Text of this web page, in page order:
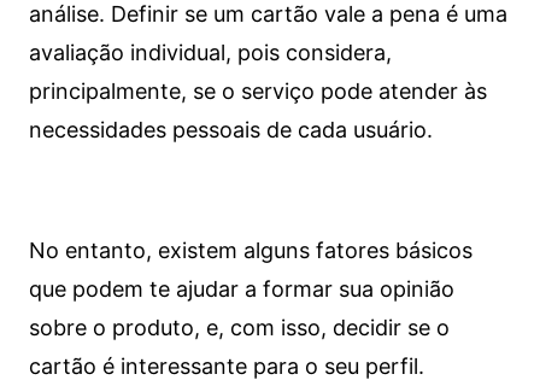
análise. Definir se um cartão vale a pena é uma
avaliação individual, pois considera,
principalmente, se o serviço pode atender às
necessidades pessoais de cada usuário.
No entanto, existem alguns fatores básicos
que podem te ajudar a formar sua opinião
sobre o produto, e, com isso, decidir se o
cartão é interessante para o seu perfil.